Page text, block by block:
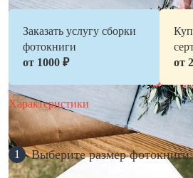
Заказать услугу сборки
фотокниги
от 1000 ₽
от
Характеристики
1 Выберите размер фотокниги